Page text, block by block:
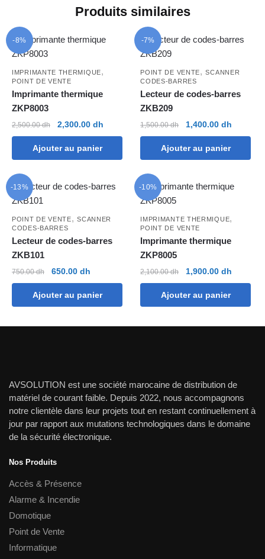
Produits similaires
-8%
IMPRIMANTE THERMIQUE,
POINT DE VENTE
Imprimante thermique
ZKP8003
2,500.00dh
Le
prix
initial
était :
2,300.00 dh
prix
est :
2,300.00 dh.
Ajouter au panier
-7%
POINT DE VENTE,SCANNER
CODES-BARRES
Lecteur de codes-barres
ZKB209
1,500.00dh
Le
prix
initial
était :
1,400.00dh
prix
est :
Ajouter au panier
-13%
POINT DE VENTE,SCANNER
CODES-BARRES
Lecteur de codes-barres
ZKB101
750.00dh
Le
prix
initial
était :
650.00 dh
prix
actuel
est :
Ajouter au panier
-10%
IMPRIMANTE THERMIQUE,
POINT DE VENTE
Imprimante thermique
ZKP8005
2,100.00dh
Le
prix
initial
était :
1,900.00dh
prix
est :
Ajouter au panier
AVSOLUTION est une société marocaine de distribution de
matériel de courant faible. Depuis 2022, nous accompagnons
notre clientèle dans leur projets tout en restant continuellement à
jour par rapport aux mutations technologiques dans le domaine
de la sécurité électronique.
Nos Produits
Accès & Présence
Alarme & Incendie
Domotique
Point de Vente
Informatique